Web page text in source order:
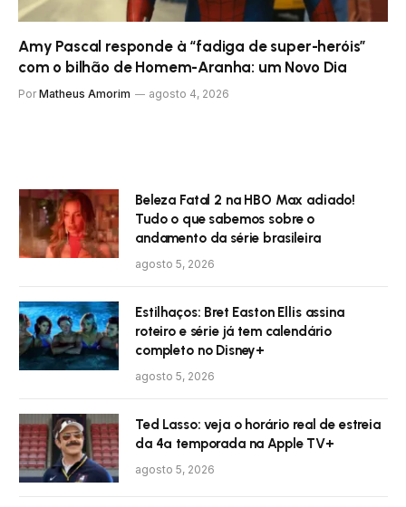
Amy Pascal responde à “fadiga de super-heróis”
com o bilhão de Homem-Aranha: um Novo Dia
Por Matheus Amorim agosto 4, 2026
Beleza Fatal 2 na HBO Max adiado!
Tudo o que sabemos sobre o
andamento da série brasileira
agosto 5, 2026
Estilhaços: Bret Easton Ellis assina
roteiro e série já tem calendário
completo no Disney+
agosto 5, 2026
Ted Lasso: veja o horário real de estreia
da 4ª temporada na Apple TV+
agosto 5, 2026